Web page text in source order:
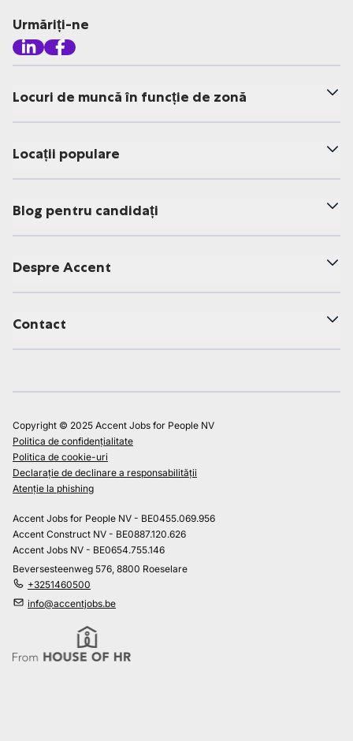
Urmăriți-ne
Locuri de muncă în funcție de zonă
Locații populare
Blog pentru candidați
Despre Accent
Contact
Copyright © 2025 Accent Jobs for People NV
Politica de confidențialitate
Politica de cookie-uri
Declarație de declinare a responsabilității
Atenție la phishing
Accent Jobs for People NV - BE0455.069.956
Accent Construct NV - BE0887.120.626
Accent Jobs NV - BE0654.755.146
Beversesteenweg 576, 8800 Roeselare
+3251460500
info@accentjobs.be